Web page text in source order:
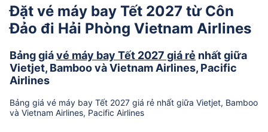
Đặt vé máy bay Tết 2027 từ Côn
Đảo đi Hải Phòng Vietnam Airlines
Bảng giávé máy bay Tết 2027 giá rẻ nhất giữa
Vietjet, Bamboo và Vietnam Airlines, Pacific
Airlines
Bảng giá vé máy bay Tết 2027 giá rẻ nhất giữa Vietjet, Bamboo
và Vietnam Airlines, Pacific Airlines